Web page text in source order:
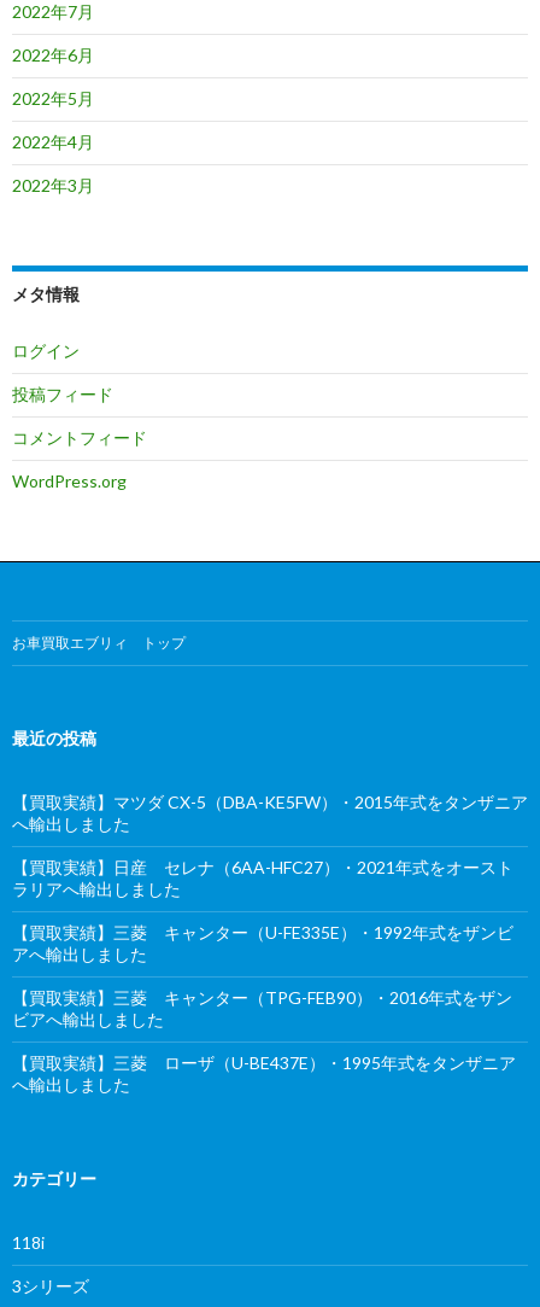
2022年7月
2022年6月
2022年5月
2022年4月
2022年3月
メタ情報
ログイン
投稿フィード
コメントフィード
WordPress.org
お車買取エブリィ トップ
最近の投稿
【買取実績】マツダ CX-5（DBA-KE5FW）・2015年式をタンザニア
へ輸出しました
【買取実績】日産 セレナ（6AA-HFC27）・2021年式をオースト
ラリアへ輸出しました
【買取実績】三菱 キャンター（U-FE335E）・1992年式をザンビ
アへ輸出しました
【買取実績】三菱 キャンター（TPG-FEB90）・2016年式をザン
ビアへ輸出しました
【買取実績】三菱 ローザ（U-BE437E）・1995年式をタンザニア
へ輸出しました
カテゴリー
118i
3シリーズ